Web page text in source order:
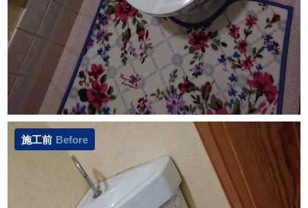
施工前 Before